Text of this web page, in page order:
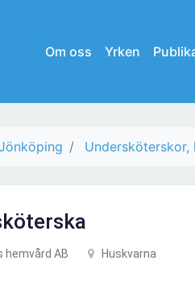
Om oss Yrken
Undersköterskor,
hemvård AB Huskvarna